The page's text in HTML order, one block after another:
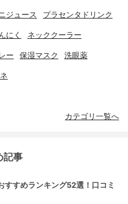
ジュース プラセンタドリンク
にく ネッククーラー
ー 保湿マスク 洗眼薬
カテゴリ一覧へ
記事
すすめランキング52選！口コミ